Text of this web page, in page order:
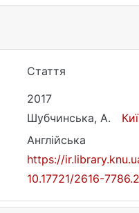
Стаття
2017
Шубчинська, А.
Англійська
https://
10.17721/2616-